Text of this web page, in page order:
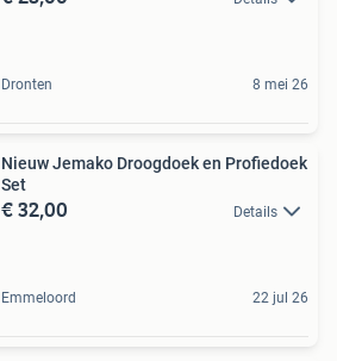
Dronten 8 mei 26
Nieuw Jemako Droogdoek en Profiedoek
Set
€ 32,00 Details
Emmeloord 22 jul 26